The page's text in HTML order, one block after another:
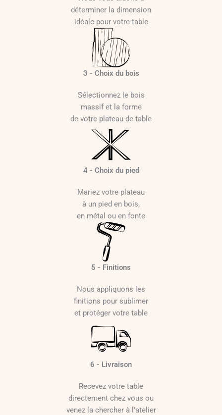
déterminer la dimension
idéale pour votre table
3 - Choix du bois
Sélectionnez le bois
massif et la forme
de votre plateau de table
4 - Choix du pied
Mariez votre plateau
à un pied en bois,
en métal ou en fonte
5 - Finitions
Nous appliquons les
finitions pour sublimer
et protéger votre table
6 - Livraison
Recevez votre table
directement chez vous ou
venez la chercher à l’atelier